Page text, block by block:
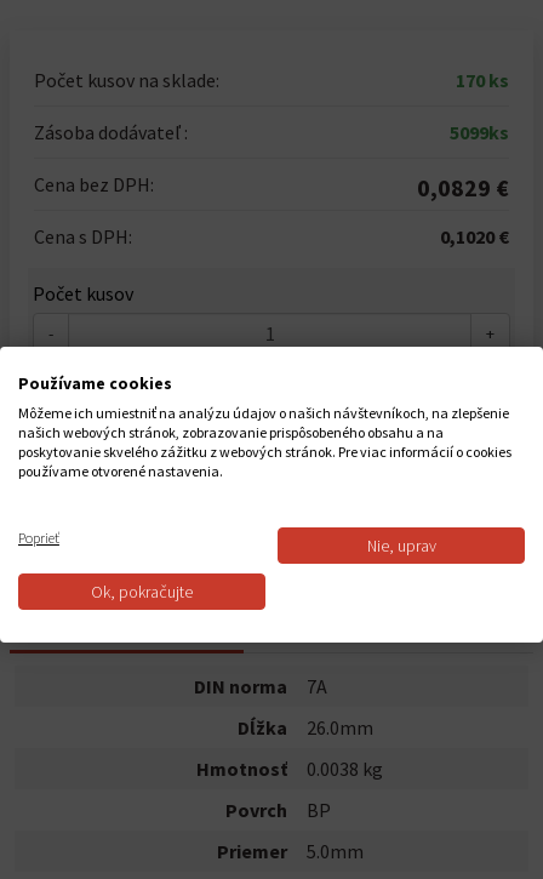
Počet kusov na sklade: 170 ks
Zásoba dodávateľ : 5099ks
Cena bez DPH: 0,0829 €
Cena s DPH: 0,1020 €
Počet kusov
- +
0,1020 €
Dostupnosť:
POPIS PRODUKTU
DIN norma
7A
Dĺžka
26.0mm
Hmotnosť
0.0038 kg
Povrch
BP
Priemer
5.0mm
Používame cookies
Môžeme ich umiestniť na analýzu údajov o našich návštevníkoch, na zlepšenie
našich webových stránok, zobrazovanie prispôsobeného obsahu a na
poskytovanie skvelého zážitku z webových stránok. Pre viac informácií o cookies
používame otvorené nastavenia.
Poprieť Nie, uprav
Ok, pokračujte